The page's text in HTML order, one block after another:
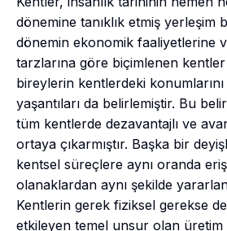
dönemine tanıklık etmiş yerleşim
dönemin ekonomik faaliyetlerine
tarzlarına göre biçimlenen kentler
bireylerin kentlerdeki
yaşantıları da belirlemiştir. Bu
tüm kentlerde dezavantajlı ve
ortaya çıkarmıştır. Başka bir
kentsel süreçlere aynı oranda
olanaklardan aynı şekilde
Kentlerin gerek fiziksel gerekse de
etkileyen temel unsur olan üretim